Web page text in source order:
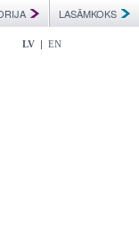
LASĀMKOKS
LV | EN